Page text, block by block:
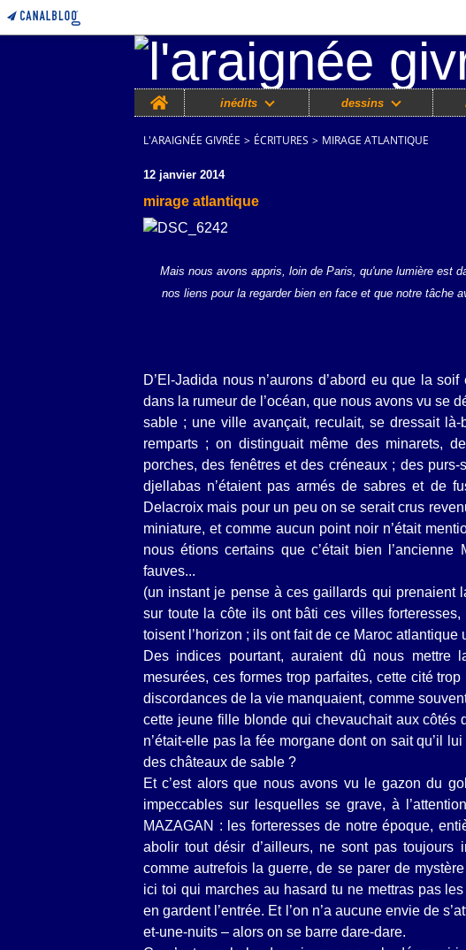
Home
inédits dessins
L'ARAIGNÉE GIVRÉE > ÉCRITURES > MIRAGE ATLANTIQUE
12 janvier 2014
mirage atlantique
Mais nous avons appris, loin de Paris, qu'une lumière est
nos liens pour la regarder bien en face et que notre tâche
D’El-Jadida nous n’aurons d’abord eu que la
dans la rumeur de l’océan, que nous avons vu se
sable ; une ville avançait, reculait, se dressait
remparts ; on distinguait même des minarets,
porches, des fenêtres et des créneaux ; des
djellabas n’étaient pas armés de sabres et de
Delacroix mais pour un peu on se serait crus
miniature, et comme aucun point noir n’était
nous étions certains que c’était bien
fauves...
(un instant je pense à ces gaillards qui
sur toute la côte ils ont bâti ces villes
toisent l’horizon ; ils ont fait de ce Maroc
Des indices pourtant, auraient dû nous
mesurées, ces formes trop parfaites, cette cité
discordances de la vie manquaient, comme
cette jeune fille blonde qui chevauchait aux côtés
n’était-elle pas la fée morgane dont on sait qu’il
des châteaux de sable ?
Et c’est alors que nous avons vu le gazon du
impeccables sur lesquelles se grave, à
MAZAGAN : les forteresses de notre époque,
abolir tout désir d’ailleurs, ne sont pas
comme autrefois la guerre, de se parer de
ici toi qui marches au hasard tu ne mettras pas
en gardent l’entrée. Et l’on n’a aucune envie de
et-une-nuits – alors on se barre dare-dare.